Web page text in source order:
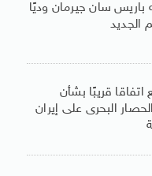
باريس سان جيرمان وديًا
الجديد
قريبًا بشأن
البحرى على إيران